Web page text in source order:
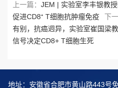
上一篇： JEM | 实验室李丰银教
促进CD8⁺ T细胞抗肿瘤免疫
下一
有别，抗癌迥异，实验室崔国梁
信号决定CD8+ T细胞生死
地址：安徽省合肥市黄山路443号